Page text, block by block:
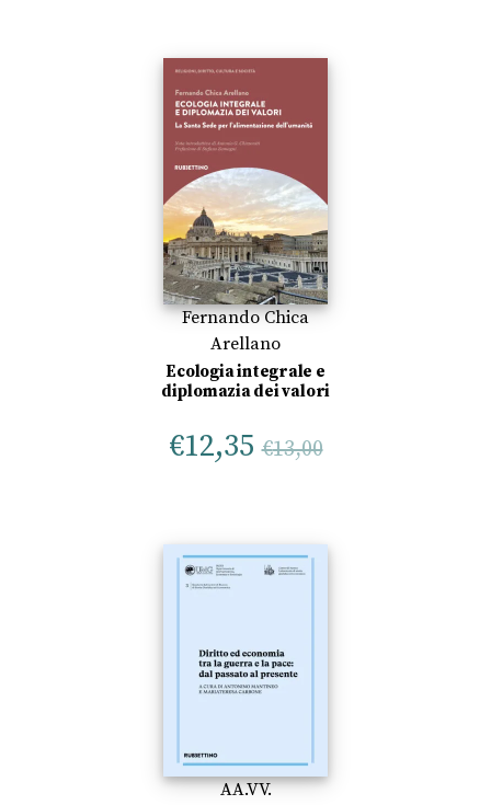
Fernando Chica
Arellano
Ecologia integrale e
diplomazia dei valori
€12,35 €13,00
AA.VV.